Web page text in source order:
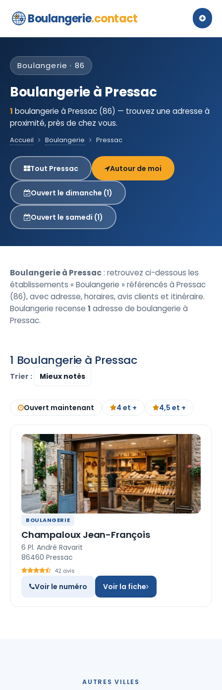
Boulangerie.contact
Boulangerie · 86
Boulangerie à Pressac
1 boulangerie à Pressac (86) — trouvez une adresse à
proximité, près de chez vous.
Accueil Boulangerie Pressac
Tout Pressac Autour de moi
Ouvert le dimanche (1)
Ouvert le samedi (1)
Boulangerie à Pressac: retrouvez ci-dessous les
établissements « Boulangerie » référencés à Pressac
(86), avec adresse, horaires, avis clients et itinéraire.
Boulangerie recense 1 adresse de boulangerie à
Pressac.
1 Boulangerie à Pressac
Trier :
Ouvert maintenant 4 et + 4,5 et +
BOULANGERIE
Champaloux Jean-François
6 Pl. André Ravarit
86460 Pressac
42 avis
Voir le numéro Voir la fiche
AUTRES VILLES